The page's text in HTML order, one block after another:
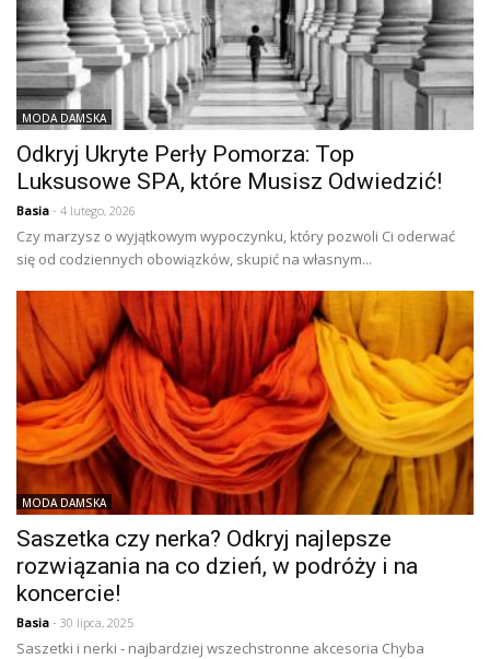
MODA DAMSKA
Odkryj Ukryte Perły Pomorza: Top
Luksusowe SPA, które Musisz Odwiedzić!
Basia - 4 lutego, 2026
Czy marzysz o wyjątkowym wypoczynku, który pozwoli Ci oderwać
się od codziennych obowiązków, skupić na własnym...
MODA DAMSKA
Saszetka czy nerka? Odkryj najlepsze
rozwiązania na co dzień, w podróży i na
koncercie!
Basia - 30 lipca, 2025
Saszetki i nerki - najbardziej wszechstronne akcesoria Chyba